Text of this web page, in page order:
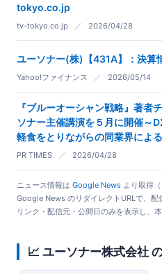
tokyo.co.jp
tv-tokyo.co.jp ／ 2026/04/28
ユーソナー(株)【431A】：決算
Yahoo!ファイナンス ／ 2026/05/14
『ブルーオーシャン戦略』著者
ソナー主催講演を５月に開催～
軽食をとりながらの同業界によ
PR TIMES ／ 2026/04/28
ニュース情報は Google News より取得
Google News のリダイレクトURLで、配
リンク・配信元・公開日のみを表示し、
📈 ユーソナー株式会社